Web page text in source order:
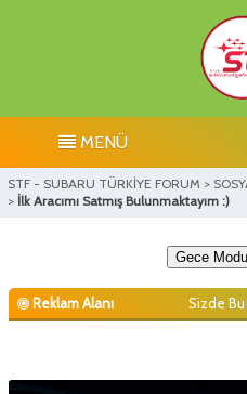
MENÜ
STF - SUBARU TÜRKİYE FORUM >
> İlk Aracımı Satmış Bulunmaktayım :)
Gece
Reklam Alanı Sizde